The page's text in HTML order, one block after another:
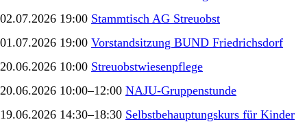
02.07.2026 19:00 Stammtisch AG Streuobst
01.07.2026 19:00 Vorstandsitzung BUND Friedrichsdorf
20.06.2026 10:00 Streuobstwiesenpflege
20.06.2026 10:00–12:00 NAJU-Gruppenstunde
19.06.2026 14:30–18:30 Selbstbehauptungskurs für Kinder